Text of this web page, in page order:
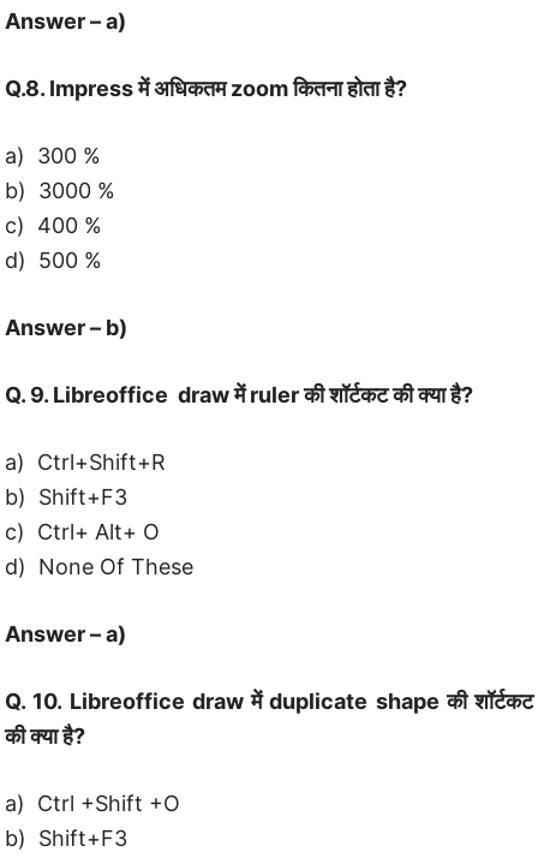
Answer – a)
Q.8. Impress में अधिकतम zoom कितना होता है?
a) 300 %
b) 3000 %
c) 400 %
d) 500 %
Answer – b)
Q. 9. Libreoffice draw में ruler की शॉर्टकट की क्या है?
a) Ctrl+Shift+R
b) Shift+F3
c) Ctrl+ Alt+ O
d) None Of These
Answer – a)
Q. 10. Libreoffice draw में duplicate shape की शॉर्टकट
की क्या है?
a) Ctrl +Shift +O
b) Shift+F3